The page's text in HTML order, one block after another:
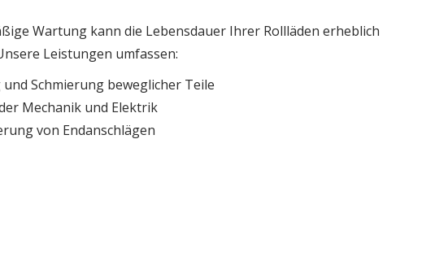
Wartung kann die Lebensdauer Ihrer Rollläden erheblich
Leistungen umfassen:
Schmierung beweglicher Teile
Mechanik und Elektrik
von Endanschlägen